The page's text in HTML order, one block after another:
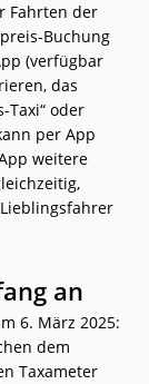
Fahrten der
Buchung
(verfügbar
das
Taxi“ oder
per App
weitere
an
6. März 2025:
dem
Taxameter